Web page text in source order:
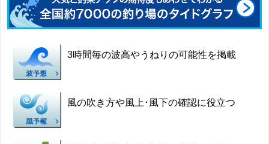
3時間毎の波高やうねりの可能性を掲載
風の吹き方や風上･風下の確認に役立つ